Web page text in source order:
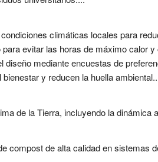
climáticas locales para
evitar las horas de máximo calor
diseño mediante encuestas de
y reducen la huella
de la Tierra, incluyendo la dinámica
compost de alta calidad en sistemas